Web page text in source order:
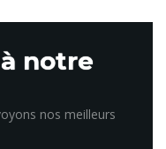
notre
nos meilleurs